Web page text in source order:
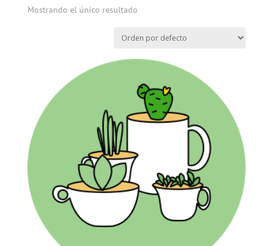
Mostrando el único resultado